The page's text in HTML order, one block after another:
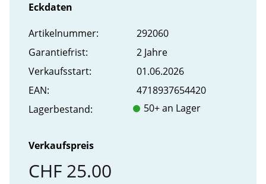
Eckdaten
Artikel­nummer:
292060
Garantiefrist:
2 Jahre
Verkaufs­start:
01.06.2026
EAN:
4718937654420
Lager­bestand:
50+ an Lager
Verkaufspreis
CHF 25.00